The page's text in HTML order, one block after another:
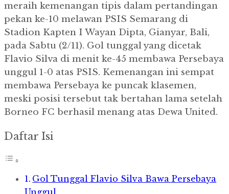
meraih kemenangan tipis dalam pertandingan
pekan ke-10 melawan PSIS Semarang di
Stadion Kapten I Wayan Dipta, Gianyar, Bali,
pada Sabtu (2/11). Gol tunggal yang dicetak
Flavio Silva di menit ke-45 membawa Persebaya
unggul 1-0 atas PSIS. Kemenangan ini sempat
membawa Persebaya ke puncak klasemen,
meski posisi tersebut tak bertahan lama setelah
Borneo FC berhasil menang atas Dewa United.
Daftar Isi
Gol Tunggal Flavio Silva Bawa Persebaya